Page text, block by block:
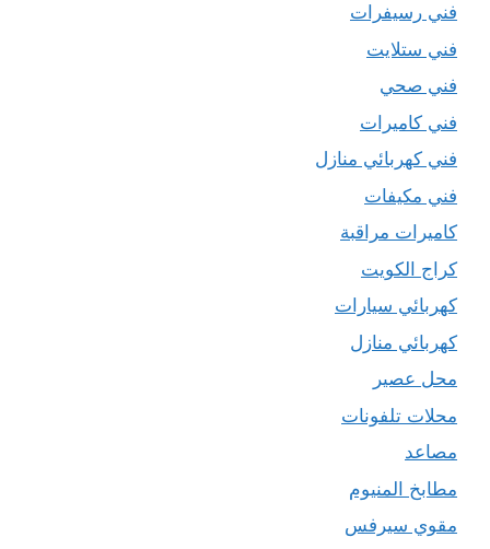
فني رسيفرات
فني ستلايت
فني صحي
فني كاميرات
فني كهربائي منازل
فني مكيفات
كاميرات مراقبة
كراج الكويت
كهربائي سيارات
كهربائي منازل
محل عصير
محلات تلفونات
مصاعد
مطابخ المنيوم
مقوي سيرفس